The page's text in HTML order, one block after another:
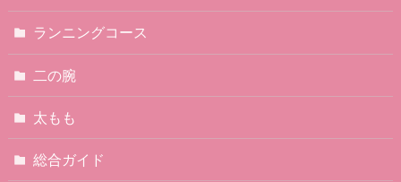
ランニングコース
二の腕
太もも
総合ガイド